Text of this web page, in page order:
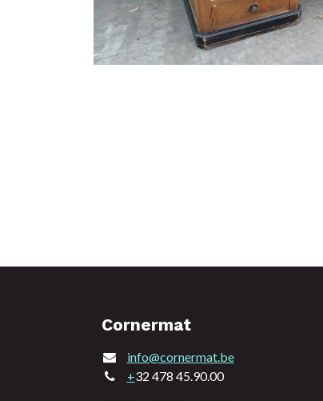
Cornermat
info@cornermat.be
+32 478 45.90.00